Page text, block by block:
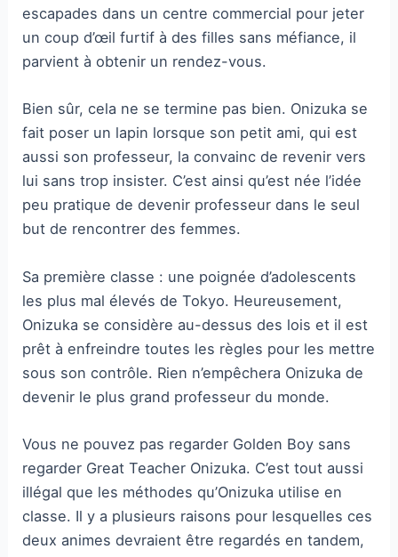
escapades dans un centre commercial pour jeter
un coup d’œil furtif à des filles sans méfiance, il
parvient à obtenir un rendez-vous.
Bien sûr, cela ne se termine pas bien. Onizuka se
fait poser un lapin lorsque son petit ami, qui est
aussi son professeur, la convainc de revenir vers
lui sans trop insister. C’est ainsi qu’est née l’idée
peu pratique de devenir professeur dans le seul
but de rencontrer des femmes.
Sa première classe : une poignée d’adolescents
les plus mal élevés de Tokyo. Heureusement,
Onizuka se considère au-dessus des lois et il est
prêt à enfreindre toutes les règles pour les mettre
sous son contrôle. Rien n’empêchera Onizuka de
devenir le plus grand professeur du monde.
Vous ne pouvez pas regarder Golden Boy sans
regarder Great Teacher Onizuka. C’est tout aussi
illégal que les méthodes qu’Onizuka utilise en
classe. Il y a plusieurs raisons pour lesquelles ces
deux animes devraient être regardés en tandem,